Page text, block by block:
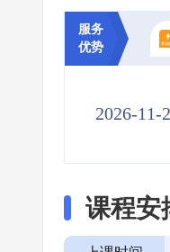
服务
优势
2026-11-
课程安